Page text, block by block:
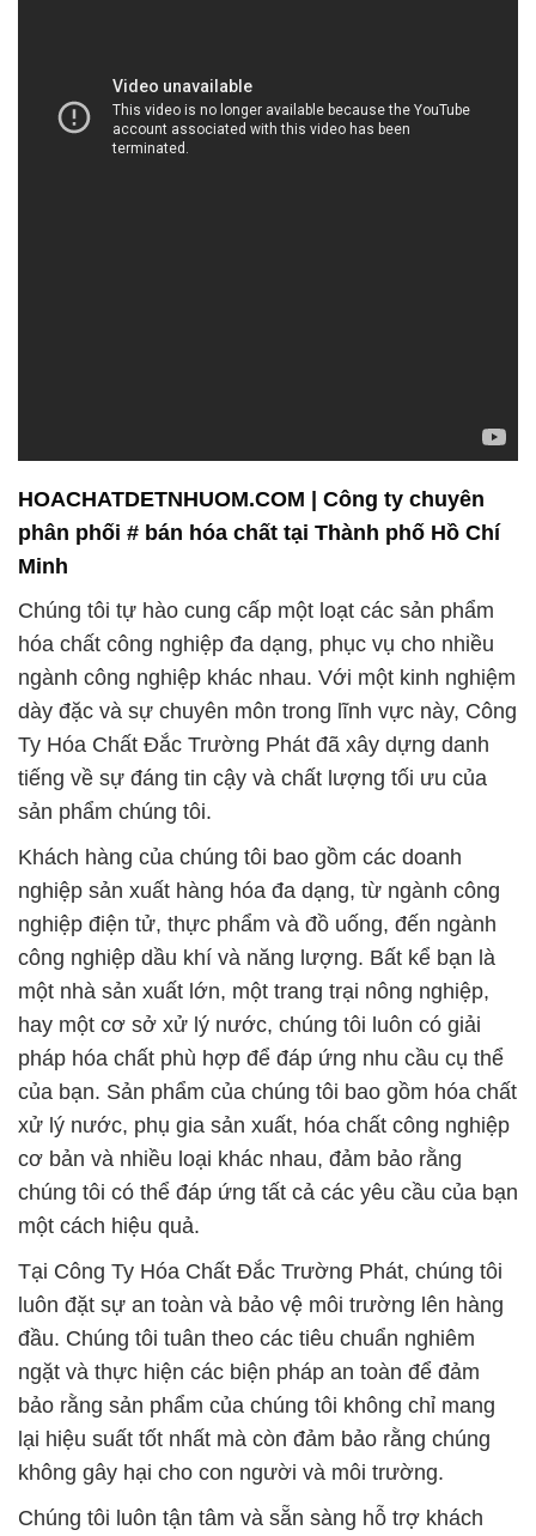
HOACHATDETNHUOM.COM | Công ty chuyên
phân phối # bán hóa chất tại Thành phố Hồ Chí
Minh
Chúng tôi tự hào cung cấp một loạt các sản phẩm
hóa chất công nghiệp đa dạng, phục vụ cho nhiều
ngành công nghiệp khác nhau. Với một kinh nghiệm
dày đặc và sự chuyên môn trong lĩnh vực này, Công
Ty Hóa Chất Đắc Trường Phát đã xây dựng danh
tiếng về sự đáng tin cậy và chất lượng tối ưu của
sản phẩm chúng tôi.
Khách hàng của chúng tôi bao gồm các doanh
nghiệp sản xuất hàng hóa đa dạng, từ ngành công
nghiệp điện tử, thực phẩm và đồ uống, đến ngành
công nghiệp dầu khí và năng lượng. Bất kể bạn là
một nhà sản xuất lớn, một trang trại nông nghiệp,
hay một cơ sở xử lý nước, chúng tôi luôn có giải
pháp hóa chất phù hợp để đáp ứng nhu cầu cụ thể
của bạn. Sản phẩm của chúng tôi bao gồm hóa chất
xử lý nước, phụ gia sản xuất, hóa chất công nghiệp
cơ bản và nhiều loại khác nhau, đảm bảo rằng
chúng tôi có thể đáp ứng tất cả các yêu cầu của bạn
một cách hiệu quả.
Tại Công Ty Hóa Chất Đắc Trường Phát, chúng tôi
luôn đặt sự an toàn và bảo vệ môi trường lên hàng
đầu. Chúng tôi tuân theo các tiêu chuẩn nghiêm
ngặt và thực hiện các biện pháp an toàn để đảm
bảo rằng sản phẩm của chúng tôi không chỉ mang
lại hiệu suất tốt nhất mà còn đảm bảo rằng chúng
không gây hại cho con người và môi trường.
Chúng tôi luôn tận tâm và sẵn sàng hỗ trợ khách